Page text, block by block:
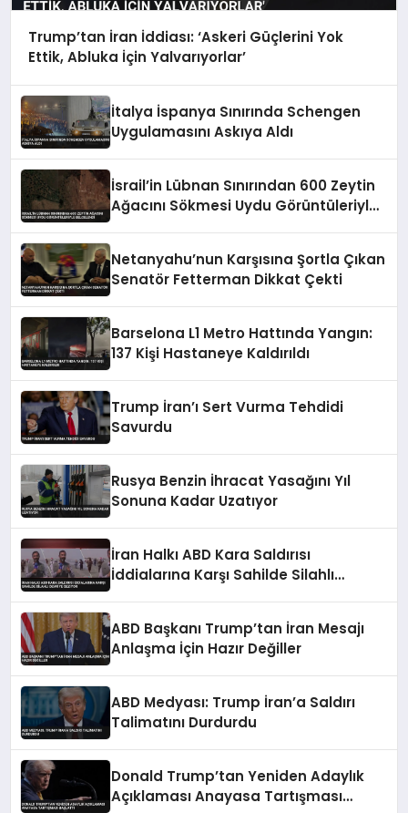
Trump’tan İran İddiası: ‘Askeri Güçlerini Yok
Ettik, Abluka İçin Yalvarıyorlar’
İtalya İspanya Sınırında Schengen
Uygulamasını Askıya Aldı
İsrail’in Lübnan Sınırından 600 Zeytin
Ağacını Sökmesi Uydu Görüntüleriyle
Netanyahu’nun Karşısına Şortla Çıkan
Senatör Fetterman Dikkat Çekti
Barselona L1 Metro Hattında Yangın:
137 Kişi Hastaneye Kaldırıldı
Trump İran’ı Sert Vurma Tehdidi
Savurdu
Rusya Benzin İhracat Yasağını Yıl
Sonuna Kadar Uzatıyor
İran Halkı ABD Kara Saldırısı
İddialarına Karşı Sahilde Silahlı
ABD Başkanı Trump’tan İran Mesajı
Anlaşma İçin Hazır Değiller
ABD Medyası: Trump İran’a Saldırı
Talimatını Durdurdu
Donald Trump’tan Yeniden Adaylık
Açıklaması Anayasa Tartışması